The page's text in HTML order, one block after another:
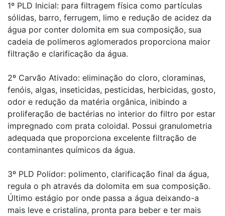
1º PLD Inicial: para filtragem física como partículas
sólidas, barro, ferrugem, limo e redução de acidez da
água por conter dolomita em sua composição, sua
cadeia de polímeros aglomerados proporciona maior
filtração e clarificação da água.
2º Carvão Ativado: eliminação do cloro, cloraminas,
fenóis, algas, inseticidas, pesticidas, herbicidas, gosto,
odor e redução da matéria orgânica, inibindo a
proliferação de bactérias no interior do filtro por estar
impregnado com prata coloidal. Possui granulometria
adequada que proporciona excelente filtração de
contaminantes químicos da água.
3º PLD Polidor: polimento, clarificação final da água,
regula o ph através da dolomita em sua composição.
Último estágio por onde passa a água deixando-a
mais leve e cristalina, pronta para beber e ter mais